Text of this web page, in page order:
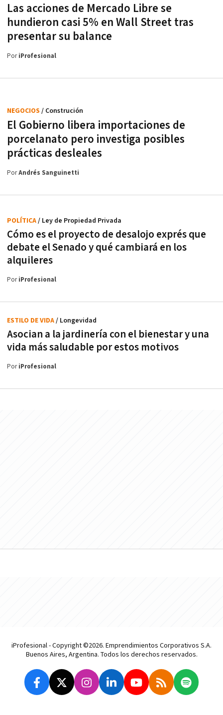
Las acciones de Mercado Libre se
hundieron casi 5% en Wall Street tras
presentar su balance
PoriProfesional
El Gobierno libera importaciones de
porcelanato pero investiga posibles
prácticas desleales
NEGOCIOS / Construción
PorAndrés Sanguinetti
Cómo es el proyecto de desalojo exprés que
debate el Senado y qué cambiará en los
alquileres
POLÍTICA/ Ley de Propiedad Privada
PoriProfesional
Asocian a la jardinería con el bienestar y una
vida más saludable por estos motivos
ESTILO DE VIDA/ Longevidad
PoriProfesional
iProfesional - Copyright ©2026. Emprendimientos Corporativos S.A.
Buenos Aires, Argentina. Todos los derechos reservados.